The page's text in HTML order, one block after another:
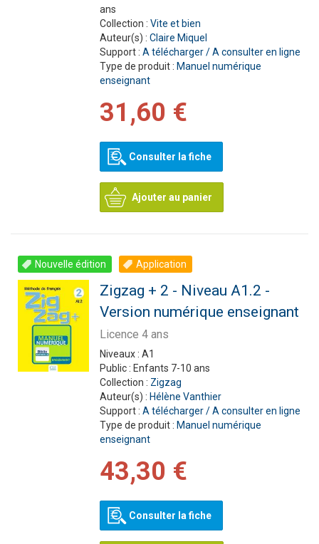
ans
Collection : Vite et bien
Auteur(s) : Claire Miquel
Support : A télécharger / A consulter en ligne
Type de produit : Manuel numérique
enseignant
31,60 €
Consulter la fiche
Ajouter au panier
Nouvelle édition Application
Zigzag + 2 - Niveau A1.2 -
Version numérique enseignant
Licence 4 ans
Niveaux : A1
Public : Enfants 7-10 ans
Collection : Zigzag
Auteur(s) : Hélène Vanthier
Support : A télécharger / A consulter en ligne
Type de produit : Manuel numérique
enseignant
43,30 €
Consulter la fiche